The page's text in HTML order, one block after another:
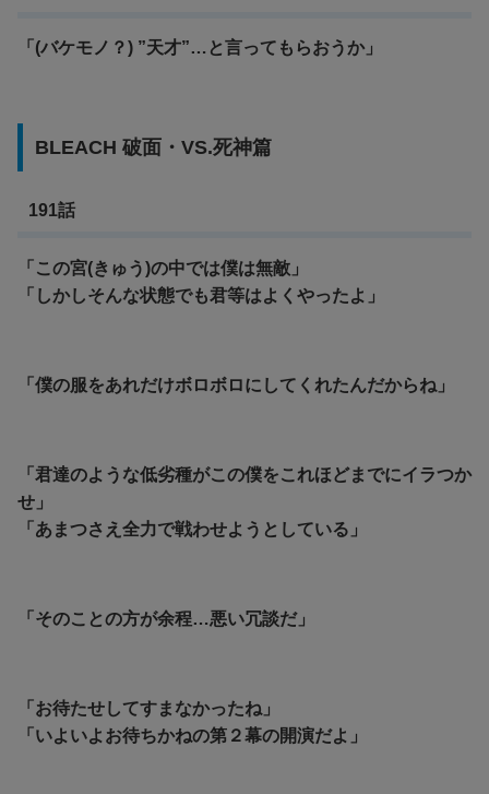
「(バケモノ？) ”天才”…と言ってもらおうか」
BLEACH 破面・VS.死神篇
191話
「この宮(きゅう)の中では僕は無敵」
「しかしそんな状態でも君等はよくやったよ」
「僕の服をあれだけボロボロにしてくれたんだからね」
「君達のような低劣種がこの僕をこれほどまでにイラつか
せ」
「あまつさえ全力で戦わせようとしている」
「そのことの方が余程…悪い冗談だ」
「お待たせしてすまなかったね」
「いよいよお待ちかねの第２幕の開演だよ」